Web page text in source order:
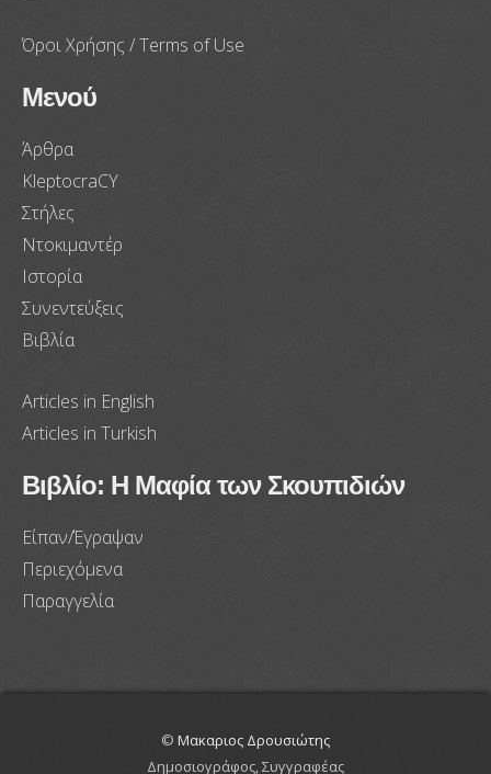
Όροι Χρήσης / Terms of Use
Μενού
Άρθρα
KleptocraCY
Στήλες
Ντοκιμαντέρ
Ιστορία
Συνεντεύξεις
Βιβλία
Articles in English
Articles in Turkish
Βιβλίο: Η Μαφία των Σκουπιδιών
Είπαν/Έγραψαν
Περιεχόμενα
Παραγγελία
© Μακαριος Δρουσιώτης
Δημοσιογράφος, Συγγραφέας